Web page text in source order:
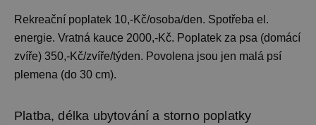
Rekreační poplatek 10,-Kč/osoba/den. Spotřeba el.
energie. Vratná kauce 2000,-Kč. Poplatek za psa (domácí
zvíře) 350,-Kč/zvíře/týden. Povolena jsou jen malá psí
plemena (do 30 cm).
Platba, délka ubytování a storno poplatky